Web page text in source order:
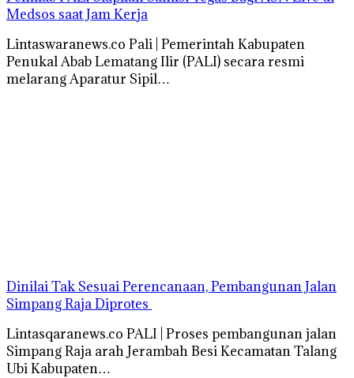
Medsos saat Jam Kerja
Lintaswaranews.co Pali | Pemerintah Kabupaten
Penukal Abab Lematang Ilir (PALI) secara resmi
melarang Aparatur Sipil…
Dinilai Tak Sesuai Perencanaan, Pembangunan Jalan
Simpang Raja Diprotes
Lintasqaranews.co PALI | Proses pembangunan jalan
Simpang Raja arah Jerambah Besi Kecamatan Talang
Ubi Kabupaten…